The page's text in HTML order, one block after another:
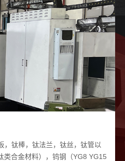
，钛棒，钛法兰，钛丝，钛管以
类合金材料），钨钢（YG8 YG15